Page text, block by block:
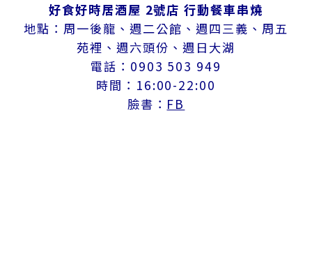
好食好時居酒屋 2號店 行動餐車串燒
地點：周一後龍、週二公館、週四三義、周五
苑裡、週六頭份、週日大湖
電話：0903 503 949
時間：16:00-22:00
臉書： FB